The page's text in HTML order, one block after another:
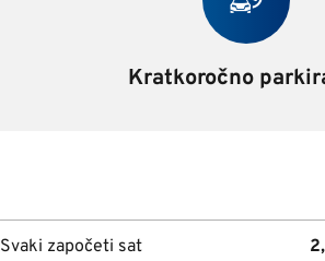
Kratkoročno
Svaki započeti sat